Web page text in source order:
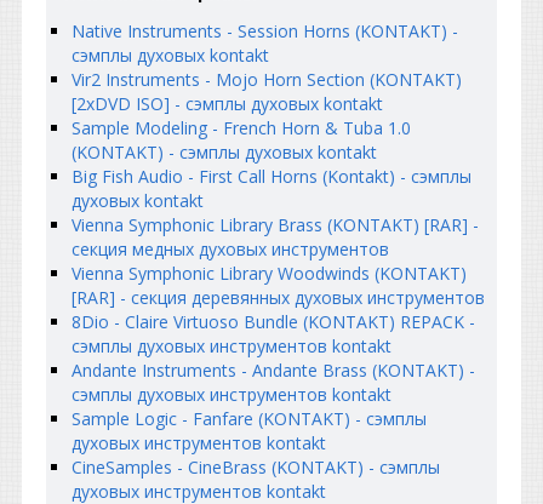
Native Instruments - Session Horns (KONTAKT) -
сэмплы духовых kontakt
Vir2 Instruments - Mojo Horn Section (KONTAKT)
[2xDVD ISO] - сэмплы духовых kontakt
Sample Modeling - French Horn & Tuba 1.0
(KONTAKT) - сэмплы духовых kontakt
Big Fish Audio - First Call Horns (Kontakt) - сэмплы
духовых kontakt
Vienna Symphonic Library Brass (KONTAKT) [RAR] -
cекция медных духовых инструментов
Vienna Symphonic Library Woodwinds (KONTAKT)
[RAR] - секция деревянных духовых инструментов
8Diо - Сlaire Virtuosо Вundle (KONTAKT) REPACK -
сэмплы духовых инструментов kontakt
Andante Instruments - Andante Brass (KONTAKT) -
сэмплы духовых инструментов kontakt
Sample Logic - Fanfare (KONTAKT) - сэмплы
духовых инструментов kontakt
CineSamples - CineBrass (KONTAKT) - сэмплы
духовых инструментов kontakt